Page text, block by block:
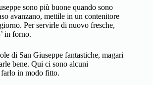
sono più buone quando sono
avanzano, mettile in un contenitore
Per servirle di nuovo fresche,
in forno.
di San Giuseppe fantastiche, magari
bene. Qui ci sono alcuni
in modo fitto.